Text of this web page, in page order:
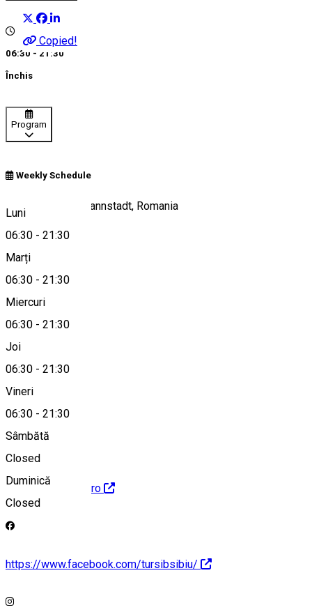
Copied!
06:30 - 21:30
Închis
Program
Weekly Schedule
Luni
06:30 - 21:30
Marți
06:30 - 21:30
Miercuri
06:30 - 21:30
Joi
06:30 - 21:30
Vineri
06:30 - 21:30
Sâmbătă
Closed
Duminică
Closed
Munchen 1, Hermannstadt, Romania
Hartă
office@tursib.ro
http://www.tursib.ro
https://www.facebook.com/tursibsibiu/